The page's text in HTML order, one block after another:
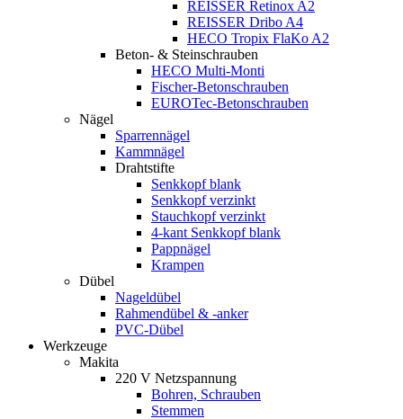
REISSER Retinox A2
REISSER Dribo A4
HECO Tropix FlaKo A2
Beton- & Steinschrauben
HECO Multi-Monti
Fischer-Betonschrauben
EUROTec-Betonschrauben
Nägel
Sparrennägel
Kammnägel
Drahtstifte
Senkkopf blank
Senkkopf verzinkt
Stauchkopf verzinkt
4-kant Senkkopf blank
Pappnägel
Krampen
Dübel
Nageldübel
Rahmendübel & -anker
PVC-Dübel
Werkzeuge
Makita
220 V Netzspannung
Bohren, Schrauben
Stemmen